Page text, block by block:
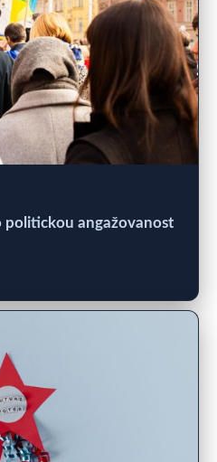
politickou angažovanost